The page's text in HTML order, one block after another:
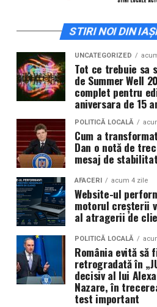
STIRI NOI DIN
UNCATEGORIZED
Tot ce trebuie sa
de Summer Well
complet pentru
aniversara de 15
POLITICĂ LOCALĂ
Cum a
Dan o notă de
mesaj de
AFACERI acum 4 zile
Website-ul
motorul creșterii
al atragerii de
POLITICĂ LOCALĂ
România evită să
retrogradată în
decisiv al lui
Nazare, în
test important